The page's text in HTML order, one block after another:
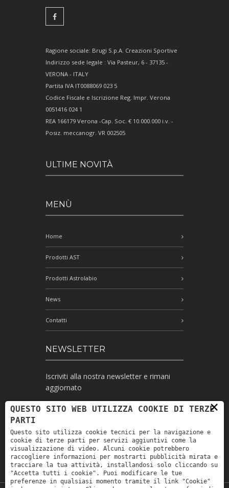
Ragione sociale: Brugi S.p.A. Creazioni Sportive
Indirizzo sede legale : Via Pasteur, 6 - 37135 -
VERONA - ITALY
Partita IVA IT0088069 023 5
Codice Fiscale e Iscrizione Reg. Impr. Verona
0051416 024 1
REA 166179 Verona -Cap. Soc. € 10.000.000 i.v. -
Posiz. meccanogr. VR 002505
ULTIME NOVITÀ
MENÙ
Home
Prodotti AST
Prodotti Astrolabio
News
Contatti
NEWSLETTER
Iscriviti alla nostra newsletter e rimani
aggiornato
Ho letto l'informativa e autorizzo il
trattamento dei miei dati personali per le
finalità ivi indicate *
×
QUESTO SITO WEB UTILIZZA COOKIE DI TERZE
PARTI
Questo sito utilizza cookie tecnici per la navigazione e
cookie di terze parti per servizi aggiuntivi come la
visualizzazione di video. Alcuni cookie potrebbero
raccogliere informazioni per mostrarti pubblicità mirata e
tracciare la tua attività, installandosi solo cliccando su
"Accetta tutti i cookie". Puoi modificare le tue
preferenze in qualsiasi momento tramite il link "Cookie"